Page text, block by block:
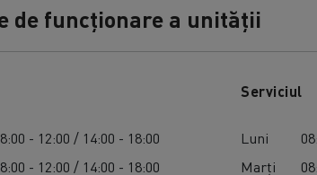
de funcționare a unității
- 12:00 / 14:00 - 18:00
- 12:00 / 14:00 - 18:00
Serviciul
Luni
Marți